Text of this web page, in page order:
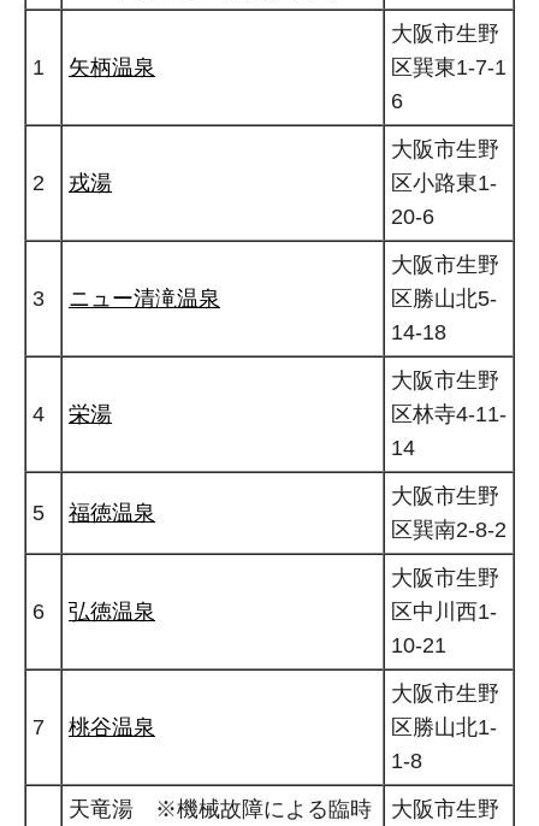
1 矢柄温泉
大阪市生野
区巽東1-7-1
6
2 戎湯
大阪市生野
区小路東1-
20-6
3 ニュー清滝温泉
大阪市生野
区勝山北5-
14-18
4 栄湯
大阪市生野
区林寺4-11-
14
5 福徳温泉
大阪市生野
区巽南2-8-2
6 弘徳温泉
大阪市生野
区中川西1-
10-21
7 桃谷温泉
大阪市生野
区勝山北1-
1-8
天竜湯 ※機械故障による臨時
大阪市生野